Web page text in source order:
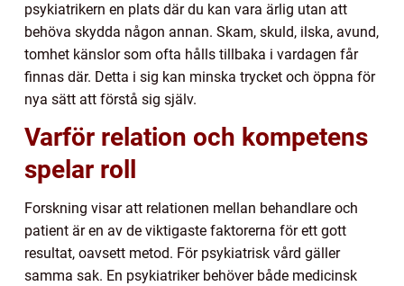
psykiatrikern en plats där du kan vara ärlig utan att
behöva skydda någon annan. Skam, skuld, ilska, avund,
tomhet känslor som ofta hålls tillbaka i vardagen får
finnas där. Detta i sig kan minska trycket och öppna för
nya sätt att förstå sig själv.
Varför relation och kompetens
spelar roll
Forskning visar att relationen mellan behandlare och
patient är en av de viktigaste faktorerna för ett gott
resultat, oavsett metod. För psykiatrisk vård gäller
samma sak. En psykiatriker behöver både medicinsk